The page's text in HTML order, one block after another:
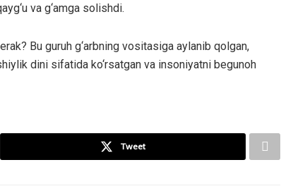
va g‘amga solishdi.
Bu guruh g‘arbning vositasiga aylanib qolgan,
dini sifatida ko‘rsatgan va insoniyatni begunoh
Tweet